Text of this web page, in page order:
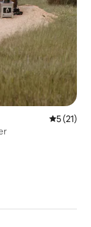
5 (21)